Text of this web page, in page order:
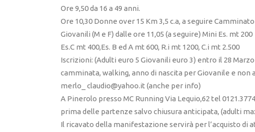
Ore 9,50 da 16 a 49 anni.
Ore 10,30 Donne over 15 Km 3,5 c.a, a seguire
Giovanili (M e F) dalle ore 11,05 (a seguire) Mini Es. mt 200
Es.C mt 400,Es. B ed A mt 600, R.i mt 1200, C.i mt 2.500
Iscrizioni: (Adulti euro 5 Giovanili euro 3) entro il 28
camminata, walking, anno di nascita per Giovanile e non
merlo_ claudio@yahoo.it (anche per info)
A Pinerolo presso MC Running Via Lequio,62 tel
prima delle partenze salvo chiusura anticipata, (adulti
Il ricavato della manifestazione servirà per l’acquisto di